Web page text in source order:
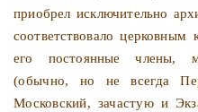
приобрел исключи­тельно
соответствовало цер­ковным
его постоянные члены,
(обычно, но не всегда
Московский, зачастую и